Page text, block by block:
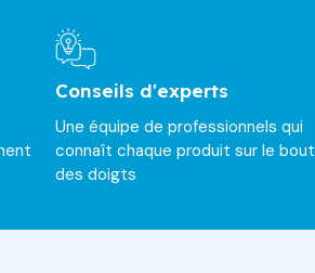
Conseils d'experts
Une équipe de professionnels qui
connaît chaque produit sur le bout
des doigts